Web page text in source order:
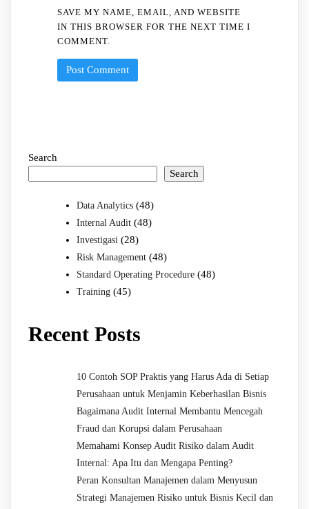
SAVE MY NAME, EMAIL, AND WEBSITE
IN THIS BROWSER FOR THE NEXT TIME I
COMMENT.
Search
Search
Data Analytics (48)
Internal Audit (48)
Investigasi (28)
Risk Management (48)
Standard Operating Procedure (48)
Training (45)
Recent Posts
10 Contoh SOP Praktis yang Harus Ada di Setiap
Perusahaan untuk Menjamin Keberhasilan Bisnis
Bagaimana Audit Internal Membantu Mencegah
Fraud dan Korupsi dalam Perusahaan
Memahami Konsep Audit Risiko dalam Audit
Internal: Apa Itu dan Mengapa Penting?
Peran Konsultan Manajemen dalam Menyusun
Strategi Manajemen Risiko untuk Bisnis Kecil dan